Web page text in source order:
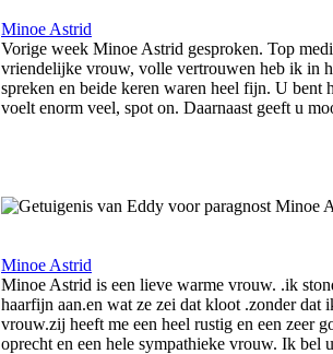
Minoe Astrid
Vorige week Minoe Astrid gesproken. Top
vriendelijke vrouw, volle vertrouwen heb ik in
spreken en beide keren waren heel fijn. U bent
voelt enorm veel, spot on. Daarnaast geeft u
Minoe Astrid
Minoe Astrid is een lieve warme vrouw. .ik
haarfijn aan.en wat ze zei dat kloot .zonder dat
vrouw.zij heeft me een heel rustig en een zeer
oprecht en een hele sympathieke vrouw. Ik